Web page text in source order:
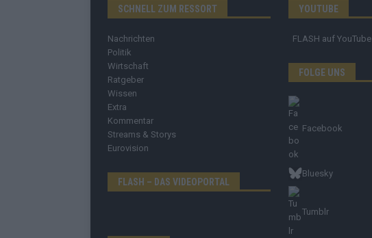
SCHNELL ZUM RESSORT
Nachrichten
Politik
Wirtschaft
Ratgeber
Wissen
Extra
Kommentar
Streams & Storys
Eurovision
FLASH – DAS VIDEOPORTAL
YOUTUBE
FLASH auf YouTube
FOLGE UNS
Facebook
Bluesky
Tumblr